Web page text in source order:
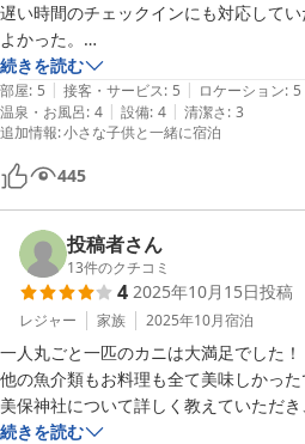
遅い時間のチェックインにも対応してい
よかった。
まあ機会あればよろしくお願い申し上
続きを読む
部屋: 5 | 接客・サービス: 5 | ロケーション: 5
温泉・お風呂: 4 | 設備: 4 | 清潔さ: 3
追加情報:小さな子供と一緒に宿泊
445
投稿者さん
13件のクチコミ
4 2025年10月15日投稿
レジャー 家族 2025年10月宿泊
一人丸ごと一匹のカニは大満足でした！
他の魚介類もお料理も全て美味しかった
美保神社について詳しく教えていただ
できてとてもよかったです！
続きを読む